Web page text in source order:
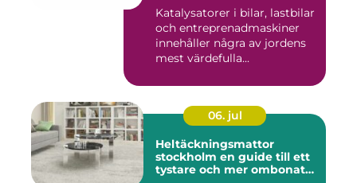
Katalysatorer i bilar, lastbilar
och entreprenadmaskiner
innehåller några av jordens
mest värdefulla...
06. jul
Heltäckningsmattor
stockholm en guide till ett
tystare och mer ombonat